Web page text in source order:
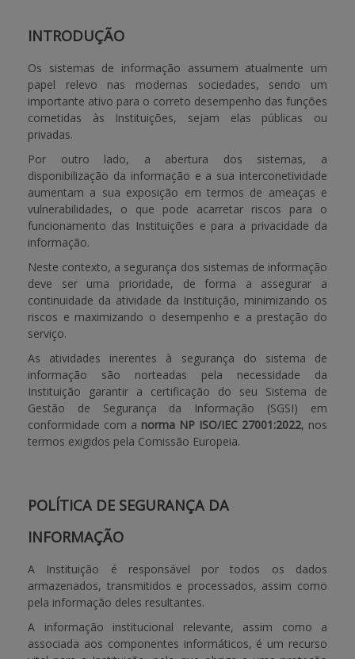
INTRODUÇÃO
Os sistemas de informação assumem atualmente um
papel relevo nas modernas sociedades, sendo um
importante ativo para o correto desempenho das funções
cometidas às Instituições, sejam elas públicas ou
privadas.
Por outro lado, a abertura dos sistemas, a
disponibilização da informação e a sua interconetividade
aumentam a sua exposição em termos de ameaças e
vulnerabilidades, o que pode acarretar riscos para o
funcionamento das Instituições e para a privacidade da
informação.
Neste contexto, a segurança dos sistemas de informação
deve ser uma prioridade, de forma a assegurar a
continuidade da atividade da Instituição, minimizando os
riscos e maximizando o desempenho e a prestação do
serviço.
As atividades inerentes à segurança do sistema de
informação são norteadas pela necessidade da
Instituição garantir a certificação do seu Sistema de
Gestão de Segurança da Informação (SGSI) em
conformidade com a norma NP ISO/IEC 27001:2022, nos
termos exigidos pela Comissão Europeia.
POLÍTICA DE SEGURANÇA DA
INFORMAÇÃO
A Instituição é responsável por todos os dados
armazenados, transmitidos e processados, assim como
pela informação deles resultantes.
A informação institucional relevante, assim como a
associada aos componentes informáticos, é um recurso